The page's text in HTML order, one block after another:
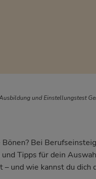
und Einstellungstest
Bei
Tipps für dein
und wie kannst du dich